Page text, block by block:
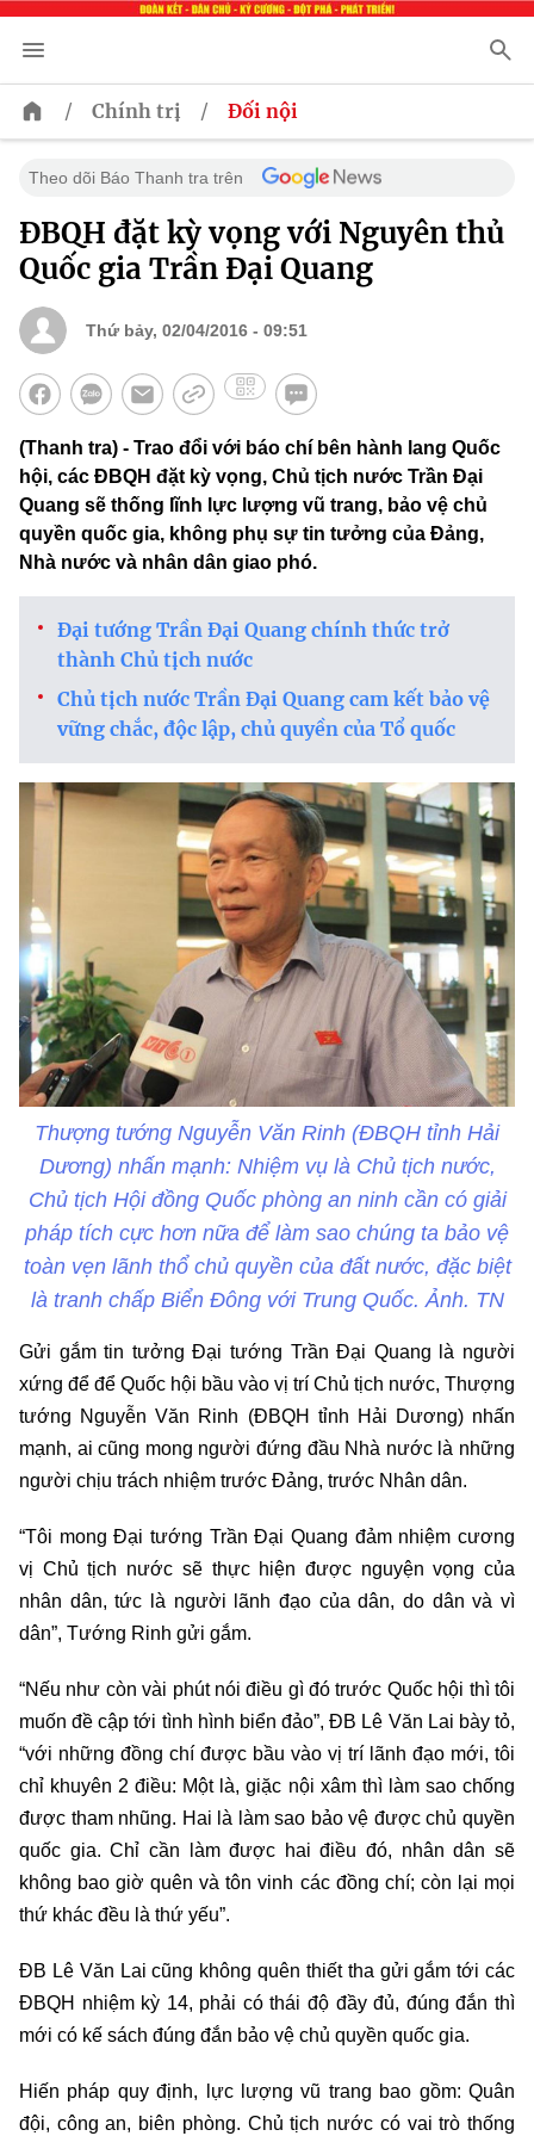
/ Chính trị / Đối nội
Theo dõi Báo Thanh tra trên
ĐBQH đặt kỳ vọng với Nguyên thủ
Quốc gia Trần Đại Quang
Thứ bảy, 02/04/2016 - 09:51
(Thanh tra) - Trao đổi với báo chí bên hành lang Quốc
hội, các ĐBQH đặt kỳ vọng, Chủ tịch nước Trần Đại
Quang sẽ thống lĩnh lực lượng vũ trang, bảo vệ chủ
quyền quốc gia, không phụ sự tin tưởng của Đảng,
Nhà nước và nhân dân giao phó.
Đại tướng Trần Đại Quang chính thức trở
thành Chủ tịch nước
Chủ tịch nước Trần Đại Quang cam kết bảo vệ
vững chắc, độc lập, chủ quyền của Tổ quốc
Thượng tướng Nguyễn Văn Rinh (ĐBQH tỉnh Hải
Dương) nhấn mạnh: Nhiệm vụ là Chủ tịch nước,
Chủ tịch Hội đồng Quốc phòng an ninh cần có giải
pháp tích cực hơn nữa để làm sao chúng ta bảo vệ
toàn vẹn lãnh thổ chủ quyền của đất nước, đặc biệt
là tranh chấp Biển Đông với Trung Quốc. Ảnh. TN
Gửi gắm tin tưởng Đại tướng Trần Đại Quang là người
xứng để để Quốc hội bầu vào vị trí Chủ tịch nước, Thượng
tướng Nguyễn Văn Rinh (ĐBQH tỉnh Hải Dương) nhấn
mạnh, ai cũng mong người đứng đầu Nhà nước là những
người chịu trách nhiệm trước Đảng, trước Nhân dân.
“Tôi mong Đại tướng Trần Đại Quang đảm nhiệm cương
vị Chủ tịch nước sẽ thực hiện được nguyện vọng của
nhân dân, tức là người lãnh đạo của dân, do dân và vì
dân”, Tướng Rinh gửi gắm.
“Nếu như còn vài phút nói điều gì đó trước Quốc hội thì tôi
muốn đề cập tới tình hình biển đảo”, ĐB Lê Văn Lai bày tỏ,
“với những đồng chí được bầu vào vị trí lãnh đạo mới, tôi
chỉ khuyên 2 điều: Một là, giặc nội xâm thì làm sao chống
được tham nhũng. Hai là làm sao bảo vệ được chủ quyền
quốc gia. Chỉ cần làm được hai điều đó, nhân dân sẽ
không bao giờ quên và tôn vinh các đồng chí; còn lại mọi
thứ khác đều là thứ yếu”.
ĐB Lê Văn Lai cũng không quên thiết tha gửi gắm tới các
ĐBQH nhiệm kỳ 14, phải có thái độ đầy đủ, đúng đắn thì
mới có kế sách đúng đắn bảo vệ chủ quyền quốc gia.
Hiến pháp quy định, lực lượng vũ trang bao gồm: Quân
đội, công an, biên phòng. Chủ tịch nước có vai trò thống